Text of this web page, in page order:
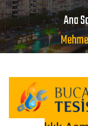
Ana